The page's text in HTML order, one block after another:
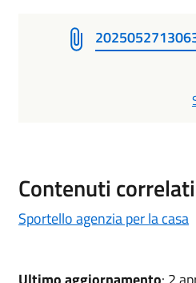
Contenuti correlati
Sportello agenzia per la casa